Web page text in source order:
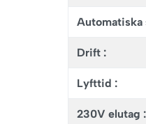
Automatiska
Drift :
Lyfttid :
230V elutag :